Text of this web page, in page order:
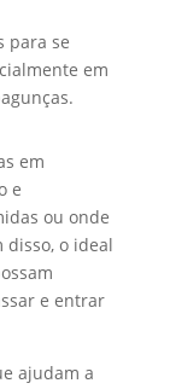
para se
em
em
e
ou onde
disso, o ideal
e entrar
ajudam a